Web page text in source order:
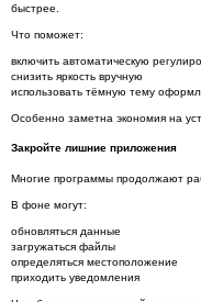
быстрее.
Что поможет:
включить автоматическую
снизить яркость вручную
использовать тёмную тему
Особенно заметна экономия на
Закройте лишние приложения
Многие программы продолжают
В фоне могут:
обновляться данные
загружаться файлы
определяться местоположение
приходить уведомления